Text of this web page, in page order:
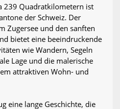
239 Quadratkilometern ist
der Schweiz. Der
Zugersee und den sanften
bietet eine beeindruckende
wie Wandern, Segeln
Lage und die malerische
attraktiven Wohn- und
eine lange Geschichte, die